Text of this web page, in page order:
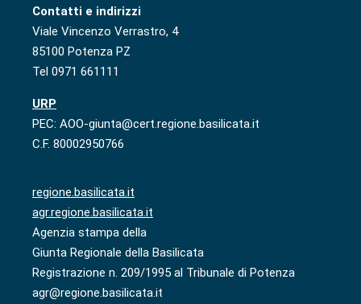
Contatti e indirizzi
Viale Vincenzo Verrastro, 4
85100 Potenza PZ
Tel 0971 661111
URP
PEC: AOO-giunta@cert.regione.basilicata.it
C.F. 80002950766
regione.basilicata.it
agr.regione.basilicata.it
Agenzia stampa della
Giunta Regionale della Basilicata
Registrazione n. 209/1995 al Tribunale di Potenza
agr@regione.basilicata.it